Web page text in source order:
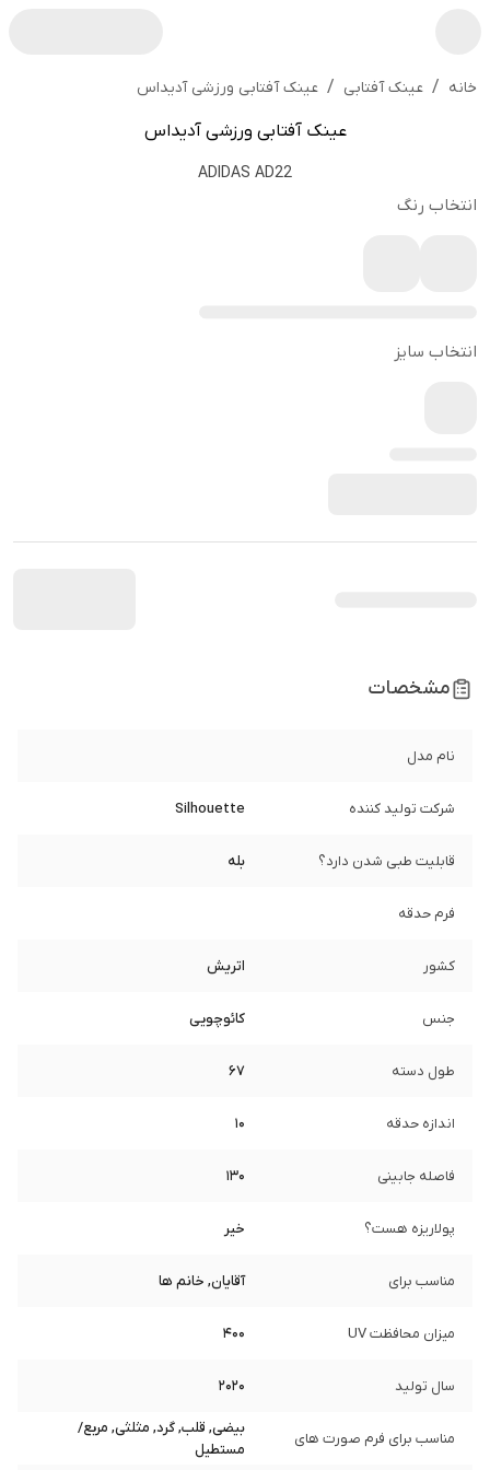
خانه / عینک آفتابی / عینک آفتابی ورزشی آدیداس
عینک آفتابی ورزشی آدیداس
ADIDAS AD22
انتخاب رنگ
انتخاب سایز
مشخصات
نام مدل
شرکت تولید کننده Silhouette
قابلیت طبی شدن دارد؟ بله
فرم حدقه
کشور اتریش
جنس کائوچویی
طول دسته 67
اندازه حدقه 10
فاصله جابینی 130
پولاریزه هست؟ خیر
مناسب برای آقایان, خانم ها
میزان محافظت UV 400
سال تولید 2020
مناسب برای فرم صورت های
بیضی, قلب, گرد, مثلثی, مربع/
مستطیل